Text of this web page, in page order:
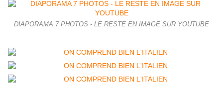
DIAPORAMA 7 PHOTOS - LE RESTE EN IMAGE SUR YOUTUBE